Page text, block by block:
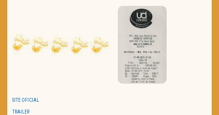
SITE OFICIAL
TRAILER